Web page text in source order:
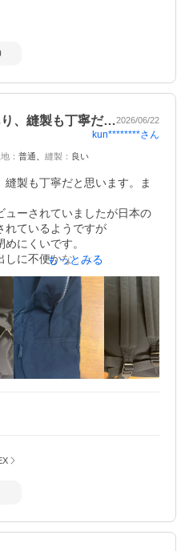
が硬いです。それがまった
入っています。
、縫製も丁寧だ…2026/06/22
kun********さん
： 普通 縫製 ： 良い
製も丁寧だと思います。ま
ューされていましたが日本の
れているようですが
にくいです。
しに不便かな…と思います。
トボトルポケットなどやポケ
たいです。また、カラビナが
スなど取り付けられるので
のフォルム、飽きのこないデ
。
もっとみる